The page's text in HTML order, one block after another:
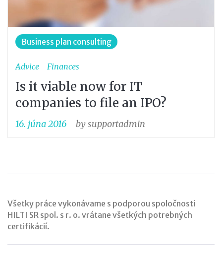
Business plan consulting
Advice Finances
Is it viable now for IT
companies to file an IPO?
16. júna 2016 bysupportadmin
Všetky práce vykonávame s podporou spoločnosti
HILTI SR spol. s r. o. vrátane všetkých potrebných
certifikácií.